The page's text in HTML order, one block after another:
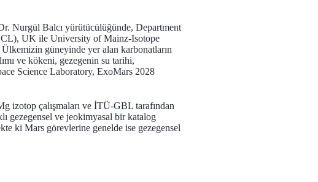
Nurgül Balcı yürütücülüğünde, Department
UK ile University of Mainz-Isotope
güneyinde yer alan karbonatların
ve kökeni, gezegenin su tarihi,
Science Laboratory, ExoMars 2028
izotop çalışmaları ve İTÜ-GBL tarafından
gezegensel ve jeokimyasal bir katalog
ki Mars görevlerine genelde ise gezegensel